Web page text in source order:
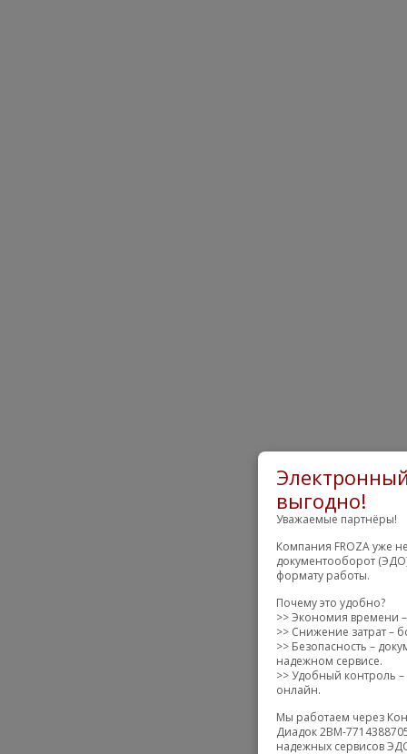
выгодно!
Уважаемые партнёры!
Компания FROZA уже
документооборот
формату работы.
Почему это удобно?
>> Экономия времени
>> Снижение затрат –
>> Безопасность –
надежном сервисе.
>> Удобный контроль –
онлайн.
Мы работаем через
Диадок 2BM-
надежных сервисов